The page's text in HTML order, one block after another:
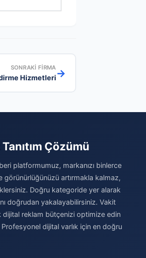
SONRAKI FIRMA
Hizmetleri→
Çözümü
platformumuz, markanızı binlerce
görünürlüğünüzü artırmakla kalmaz,
Doğru kategoride yer alarak
doğrudan yakalayabilirsiniz. Vakit
dijital reklam bütçenizi optimize edin
dijital varlık için en doğru